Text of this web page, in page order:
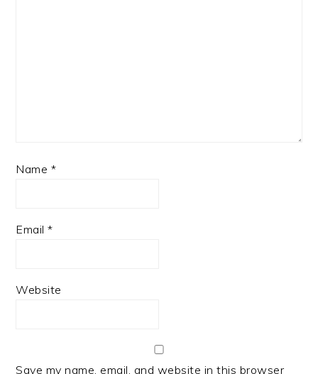
Name *
Email*
Website
Save my name, email, and website in this browser